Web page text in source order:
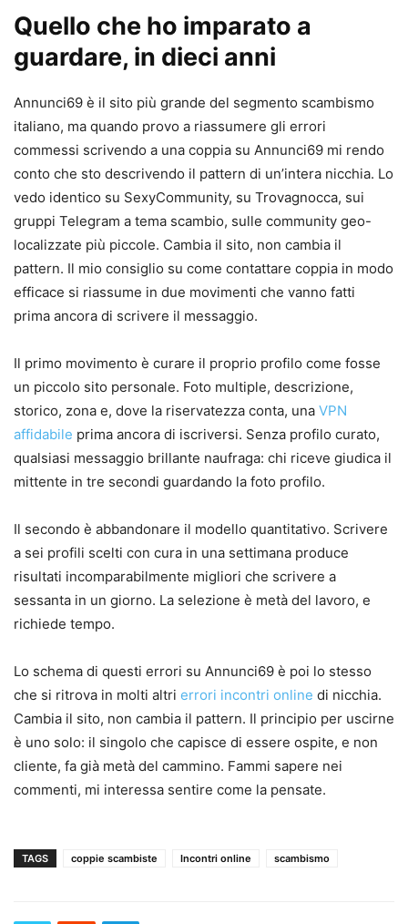
Quello che ho imparato a
guardare, in dieci anni
Annunci69 è il sito più grande del segmento scambismo
italiano, ma quando provo a riassumere gli errori
commessi scrivendo a una coppia su Annunci69 mi rendo
conto che sto descrivendo il pattern di un’intera nicchia. Lo
vedo identico su SexyCommunity, su Trovagnocca, sui
gruppi Telegram a tema scambio, sulle community geo-
localizzate più piccole. Cambia il sito, non cambia il
pattern. Il mio consiglio su come contattare coppia in modo
efficace si riassume in due movimenti che vanno fatti
prima ancora di scrivere il messaggio.
Il primo movimento è curare il proprio profilo come fosse
un piccolo sito personale. Foto multiple, descrizione,
storico, zona e, dove la riservatezza conta, una VPN
affidabile prima ancora di iscriversi. Senza profilo curato,
qualsiasi messaggio brillante naufraga: chi riceve giudica il
mittente in tre secondi guardando la foto profilo.
Il secondo è abbandonare il modello quantitativo. Scrivere
a sei profili scelti con cura in una settimana produce
risultati incomparabilmente migliori che scrivere a
sessanta in un giorno. La selezione è metà del lavoro, e
richiede tempo.
Lo schema di questi errori su Annunci69 è poi lo stesso
che si ritrova in molti altri errori incontri online di nicchia.
Cambia il sito, non cambia il pattern. Il principio per uscirne
è uno solo: il singolo che capisce di essere ospite, e non
cliente, fa già metà del cammino. Fammi sapere nei
commenti, mi interessa sentire come la pensate.
TAGS coppie scambiste Incontri online scambismo